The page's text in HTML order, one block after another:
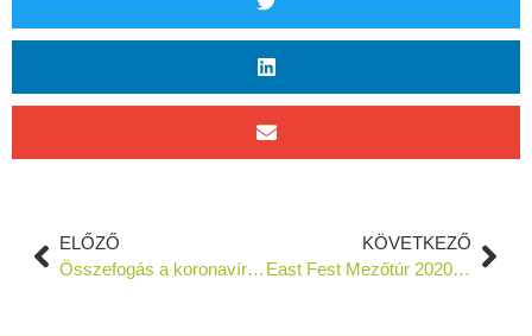
ELŐZŐ
Összefogás a koronavírus elleni védekezésben❗️
KÖVETKEZŐ
East Fest Mezőtúr 2020 – Sajnos nem tartható meg 😞